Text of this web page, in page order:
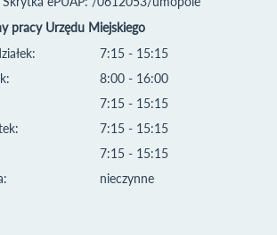
pracy Urzędu Miejskiego
7:15 - 15:15
8:00 - 16:00
7:15 - 15:15
7:15 - 15:15
7:15 - 15:15
nieczynne